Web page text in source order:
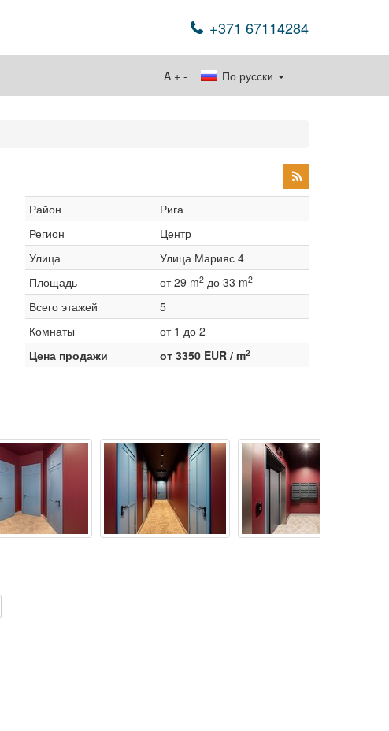
+371 67114284
По русски
A + -
Район
Рига
Регион
Центр
Улица
Улица Марияс 4
Площадь
от 29 m2 до 33 m2
Всего этажей
5
Комнаты
от 1 до 2
Цена продажи
от 3350 EUR / m2